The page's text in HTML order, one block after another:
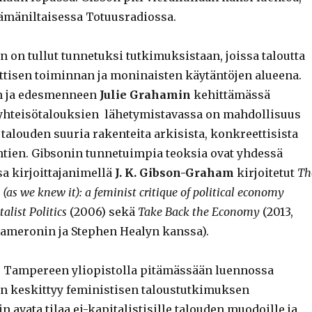
Totuusradiossa.
on tullut tunnetuksi tutkimuksistaan, joissa taloutta
toiminnan ja moninaisten käytäntöjen alueena.
ja edesmenneen Julie Grahamin kehittämässä
lähetymistavassa on mahdollisuus
suuria rakenteita arkisista, konkreettisista
Gibsonin tunnetuimpia teoksia ovat yhdessä
kirjoittajanimellä J. K. Gibson-Graham kirjoitetut
we knew it): a feminist critique of political economy
Politics (2006) sekä Take Back the Economy(2013,
ja Stephen Healyn kanssa).
Tampereen yliopistolla pitämässään luennossa
keskittyy feministisen taloustutkimuksen